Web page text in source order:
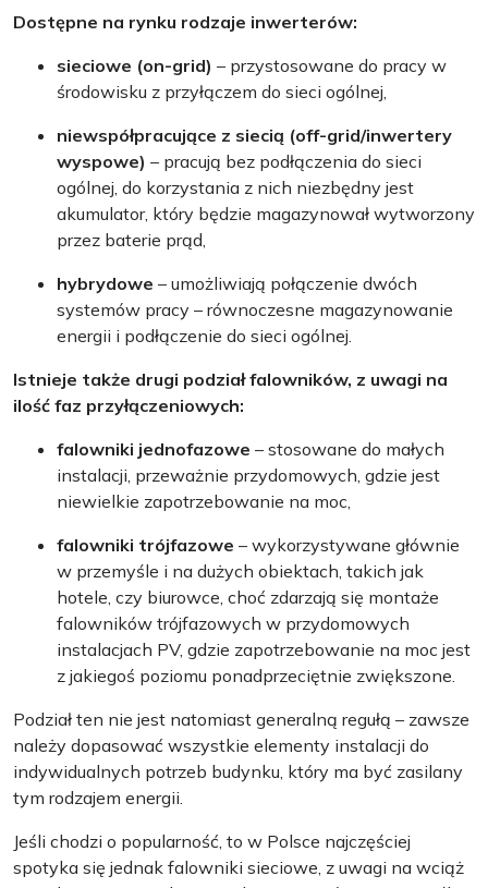
Dostępne na rynku rodzaje inwerterów:
sieciowe (on-grid) – przystosowane do pracy w
środowisku z przyłączem do sieci ogólnej,
niewspółpracujące z siecią (off-grid/inwertery
wyspowe) – pracują bez podłączenia do sieci
ogólnej, do korzystania z nich niezbędny jest
akumulator, który będzie magazynował wytworzony
przez baterie prąd,
hybrydowe – umożliwiają połączenie dwóch
systemów pracy – równoczesne magazynowanie
energii i podłączenie do sieci ogólnej.
Istnieje także drugi podział falowników, z uwagi na
ilość faz przyłączeniowych:
falowniki jednofazowe – stosowane do małych
instalacji, przeważnie przydomowych, gdzie jest
niewielkie zapotrzebowanie na moc,
falowniki trójfazowe – wykorzystywane głównie
w przemyśle i na dużych obiektach, takich jak
hotele, czy biurowce, choć zdarzają się montaże
falowników trójfazowych w przydomowych
instalacjach PV, gdzie zapotrzebowanie na moc jest
z jakiegoś poziomu ponadprzeciętnie zwiększone.
Podział ten nie jest natomiast generalną regułą – zawsze
należy dopasować wszystkie elementy instalacji do
indywidualnych potrzeb budynku, który ma być zasilany
tym rodzajem energii.
Jeśli chodzi o popularność, to w Polsce najczęściej
spotyka się jednak falowniki sieciowe, z uwagi na wciąż